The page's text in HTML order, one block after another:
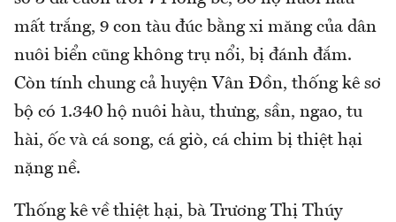
mất trắng, 9 con tàu đúc bằng xi măng của dân
nuôi biển cũng không trụ nổi, bị đánh đắm.
Còn tính chung cả huyện Vân Đồn, thống kê sơ
bộ có 1.340 hộ nuôi hàu, thưng, sần, ngao, tu
hài, ốc và cá song, cá giò, cá chim bị thiệt hại
nặng nề.
Thống kê về thiệt hại, bà Trương Thị Thúy